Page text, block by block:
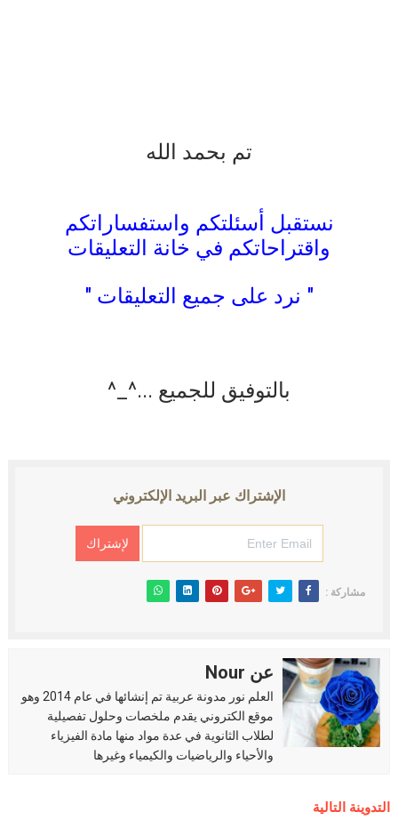
تم بحمد الله
نستقبل أسئلتكم واستفساراتكم
واقتراحاتكم في خانة التعليقات
" نرد على جميع التعليقات "
بالتوفيق للجميع ...^_^
الإشتراك عبر البريد الإلكتروني
مشاركة :
عن Nour
العلم نور مدونة عربية تم إنشائها في عام 2014 وهو
موقع الكتروني يقدم ملخصات وحلول تفصيلية
لطلاب الثانوية في عدة مواد منها مادة الفيزياء
والأحياء والرياضيات والكيمياء وغيرها
التدوينة التالية